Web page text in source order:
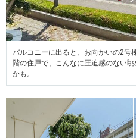
バルコニーに出ると、お向かいの2号
階の住戸で、こんなに圧迫感のない
かも。